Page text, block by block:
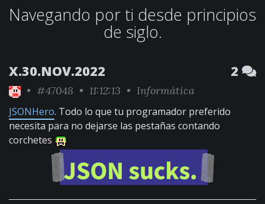
Navegando por ti desde principios
de siglo.
X.30.NOV.2022 2
• #47048 • 11:12:13 • Informática
JSONHero. Todo lo que tu programador preferido
necesita para no dejarse las pestañas contando
corchetes